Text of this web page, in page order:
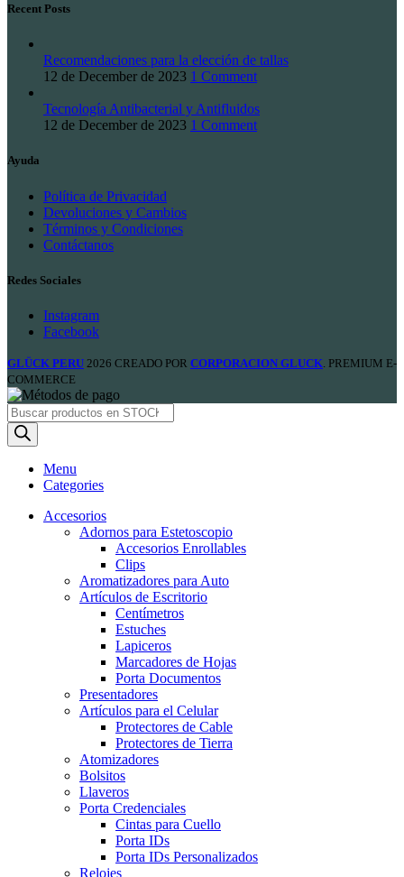
Recent Posts
Recomendaciones para la elección de tallas
12 de December de 2023 1 Comment
Tecnología Antibacterial y Antifluidos
12 de December de 2023 1 Comment
Ayuda
Política de Privacidad
Devoluciones y Cambios
Términos y Condiciones
Contáctanos
Redes Sociales
Instagram
Facebook
GLÜCK PERU 2026 CREADO POR CORPORACION GLUCK . PREMIUM E-
COMMERCE
Products
search
Menu
Categories
Accesorios
Adornos para Estetoscopio
Accesorios Enrollables
Clips
Aromatizadores para Auto
Artículos de Escritorio
Centímetros
Estuches
Lapiceros
Marcadores de Hojas
Porta Documentos
Presentadores
Artículos para el Celular
Protectores de Cable
Protectores de Tierra
Atomizadores
Bolsitos
Llaveros
Porta Credenciales
Cintas para Cuello
Porta IDs
Porta IDs Personalizados
Relojes